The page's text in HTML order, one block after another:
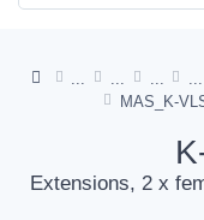
MAS_K-
Extensions, 2 x